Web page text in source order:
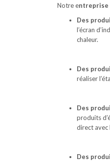
Notre entreprise
Des
l’écran
chaleur.
Des
réaliser
Des
produits
direct avec
Des